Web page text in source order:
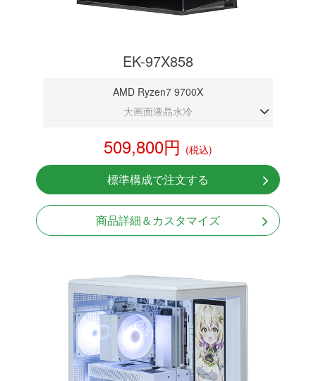
EK-97X858
AMD Ryzen7 9700X
大画面液晶水冷
RTX 5080 16GB
NVMeSSD 1TB
無線LAN Bluetooth対応
Windows11 Home 64bit
509,800円 (税込)
標準構成で注文する
商品詳細＆カスタマイズ